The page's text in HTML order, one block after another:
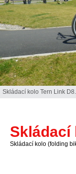
Skládací kolo Tern Link D8.
Skládací
Skládací kolo (folding